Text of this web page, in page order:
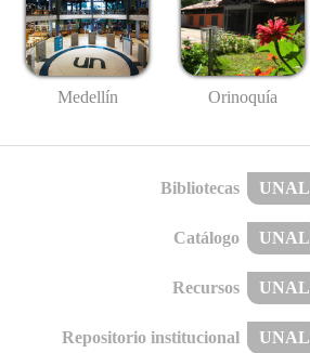
Medellín Orinoquía
Bibliotecas UNAL
Catálogo UNAL
Recursos UNAL
Repositorio institucional UNAL